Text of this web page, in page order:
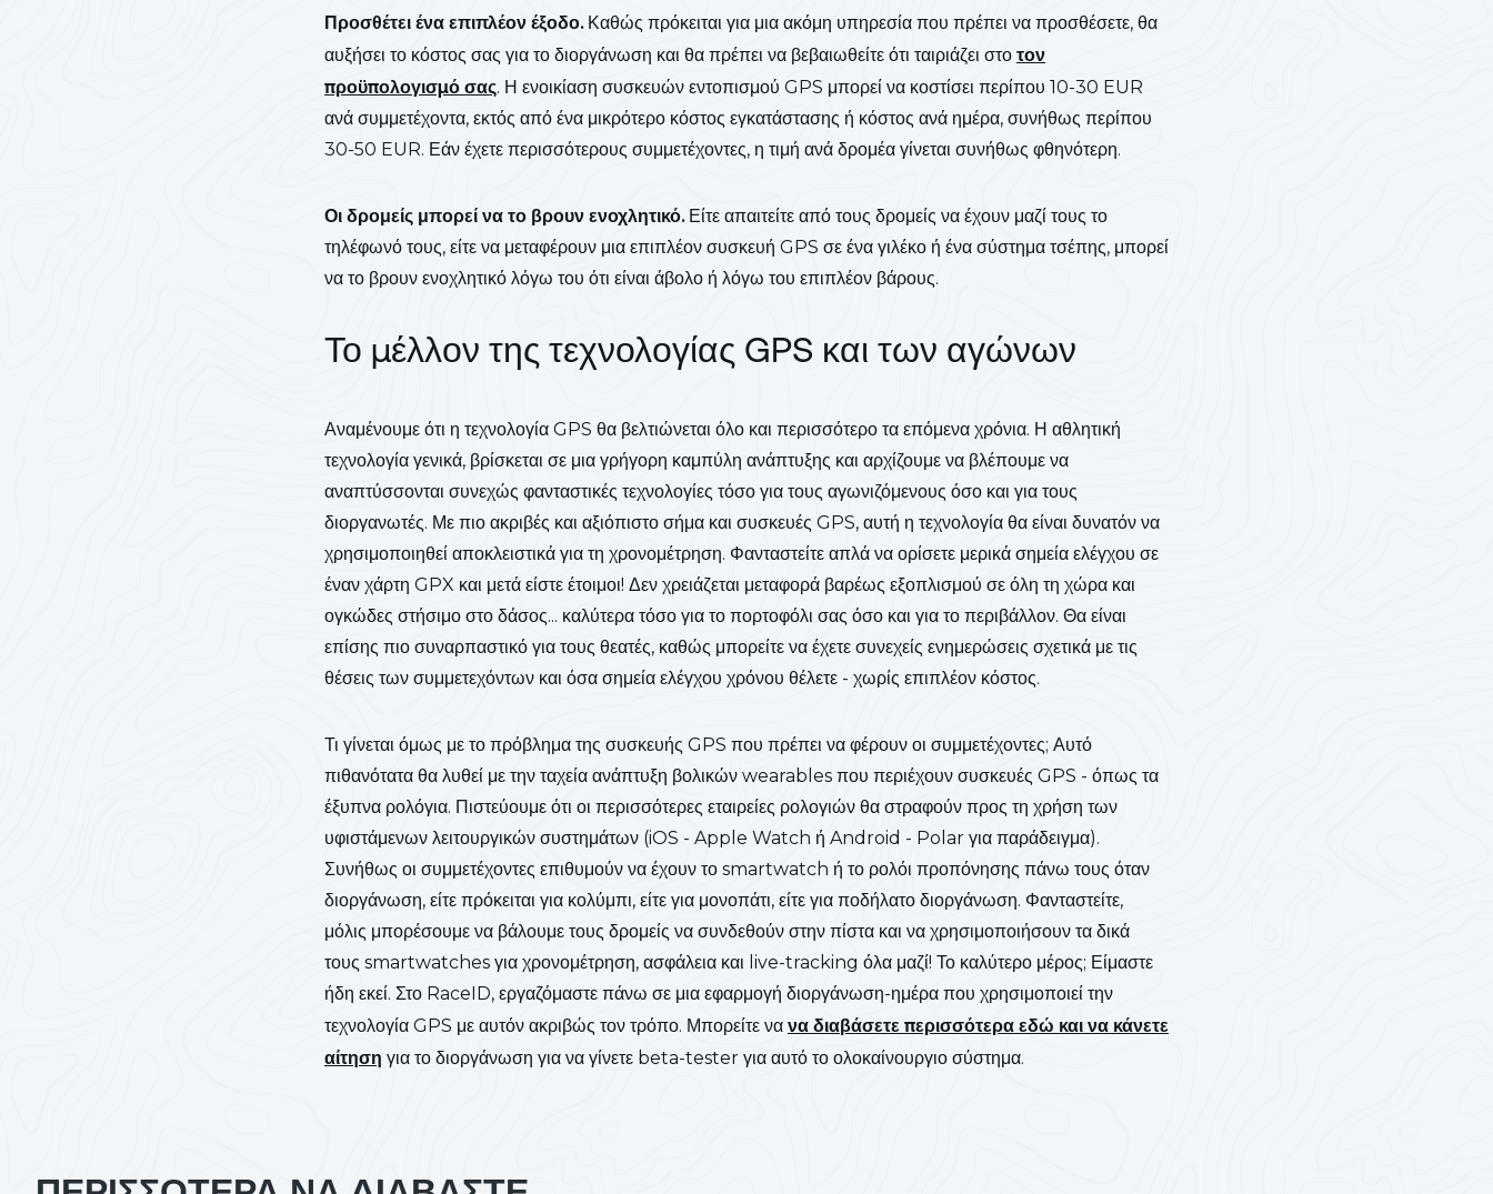
Προσθέτει ένα επιπλέον έξοδο. Καθώς πρόκειται για μια ακόμη υπηρεσία που πρέπει να προσθέσετε, θα
αυξήσει το κόστος σας για το διοργάνωση και θα πρέπει να βεβαιωθείτε ότι ταιριάζει στο τον
προϋπολογισμό σας. Η ενοικίαση συσκευών εντοπισμού GPS μπορεί να κοστίσει περίπου 10-30 EUR
ανά συμμετέχοντα, εκτός από ένα μικρότερο κόστος εγκατάστασης ή κόστος ανά ημέρα, συνήθως περίπου
30-50 EUR. Εάν έχετε περισσότερους συμμετέχοντες, η τιμή ανά δρομέα γίνεται συνήθως φθηνότερη.
Οι δρομείς μπορεί να το βρουν ενοχλητικό. Είτε απαιτείτε από τους δρομείς να έχουν μαζί τους το
τηλέφωνό τους, είτε να μεταφέρουν μια επιπλέον συσκευή GPS σε ένα γιλέκο ή ένα σύστημα τσέπης, μπορεί
να το βρουν ενοχλητικό λόγω του ότι είναι άβολο ή λόγω του επιπλέον βάρους.
Το μέλλον της τεχνολογίας GPS και των αγώνων
Αναμένουμε ότι η τεχνολογία GPS θα βελτιώνεται όλο και περισσότερο τα επόμενα χρόνια. Η αθλητική
τεχνολογία γενικά, βρίσκεται σε μια γρήγορη καμπύλη ανάπτυξης και αρχίζουμε να βλέπουμε να
αναπτύσσονται συνεχώς φανταστικές τεχνολογίες τόσο για τους αγωνιζόμενους όσο και για τους
διοργανωτές. Με πιο ακριβές και αξιόπιστο σήμα και συσκευές GPS, αυτή η τεχνολογία θα είναι δυνατόν να
χρησιμοποιηθεί αποκλειστικά για τη χρονομέτρηση. Φανταστείτε απλά να ορίσετε μερικά σημεία ελέγχου σε
έναν χάρτη GPX και μετά είστε έτοιμοι! Δεν χρειάζεται μεταφορά βαρέως εξοπλισμού σε όλη τη χώρα και
ογκώδες στήσιμο στο δάσος... καλύτερα τόσο για το πορτοφόλι σας όσο και για το περιβάλλον. Θα είναι
επίσης πιο συναρπαστικό για τους θεατές, καθώς μπορείτε να έχετε συνεχείς ενημερώσεις σχετικά με τις
θέσεις των συμμετεχόντων και όσα σημεία ελέγχου χρόνου θέλετε - χωρίς επιπλέον κόστος.
Τι γίνεται όμως με το πρόβλημα της συσκευής GPS που πρέπει να φέρουν οι συμμετέχοντες; Αυτό
πιθανότατα θα λυθεί με την ταχεία ανάπτυξη βολικών wearables που περιέχουν συσκευές GPS - όπως τα
έξυπνα ρολόγια. Πιστεύουμε ότι οι περισσότερες εταιρείες ρολογιών θα στραφούν προς τη χρήση των
υφιστάμενων λειτουργικών συστημάτων (iOS - Apple Watch ή Android - Polar για παράδειγμα).
Συνήθως οι συμμετέχοντες επιθυμούν να έχουν το smartwatch ή το ρολόι προπόνησης πάνω τους όταν
διοργάνωση, είτε πρόκειται για κολύμπι, είτε για μονοπάτι, είτε για ποδήλατο διοργάνωση. Φανταστείτε,
μόλις μπορέσουμε να βάλουμε τους δρομείς να συνδεθούν στην πίστα και να χρησιμοποιήσουν τα δικά
τους smartwatches για χρονομέτρηση, ασφάλεια και live-tracking όλα μαζί! Το καλύτερο μέρος; Είμαστε
ήδη εκεί. Στο RaceID, εργαζόμαστε πάνω σε μια εφαρμογή διοργάνωση-ημέρα που χρησιμοποιεί την
τεχνολογία GPS με αυτόν ακριβώς τον τρόπο. Μπορείτε να να διαβάσετε περισσότερα εδώ και να κάνετε
αίτηση για το διοργάνωση για να γίνετε beta-tester για αυτό το ολοκαίνουργιο σύστημα.